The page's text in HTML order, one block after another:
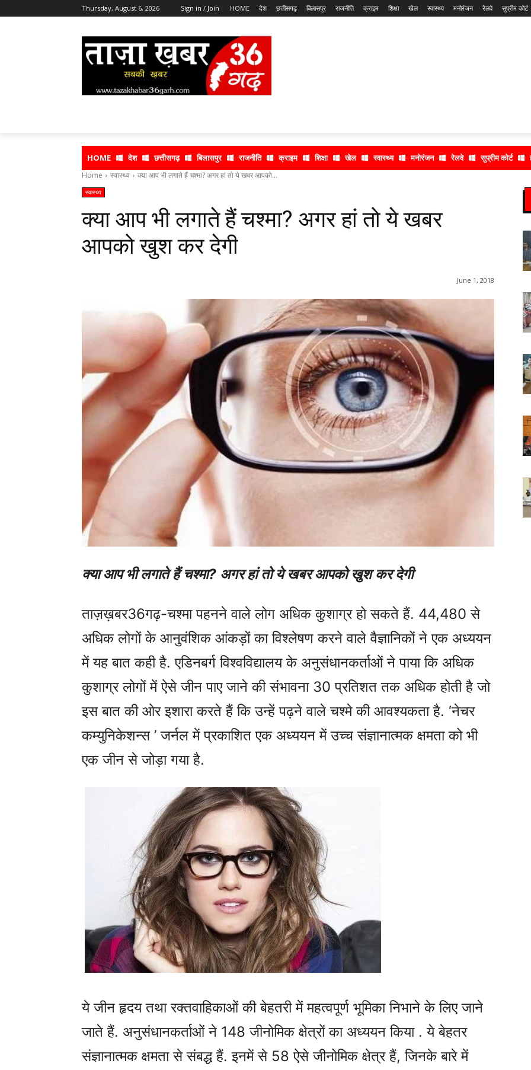
Thursday, August 6, 2026 Sign in / Join HOME देश छत्तीसगढ़ बिलासपुर राजनीति क्राइम शिक्षा खेल स्वास्थ्य मनोरंजन रेलवे सुप्रीम कोर्ट
HOME देश छत्तीसगढ़ बिलासपुर राजनीति क्राइम शिक्षा खेल स्वास्थ्य मनोरंजन रेलवे सुप्रीम कोर्ट
Home स्वास्थ्य क्या आप भी लगाते हैं चश्मा? अगर हां तो ये खबर आपको...
स्वास्थ्य
क्या आप भी लगाते हैं चश्मा? अगर हां तो ये खबर
आपको खुश कर देगी
June 1, 2018
क्या आप भी लगाते हैं चश्मा? अगर हां तो ये खबर आपको खुश कर देगी
ताज़ख़बर36गढ़-चश्मा पहनने वाले लोग अधिक कुशाग्र हो सकते हैं. 44,480 से
अधिक लोगों के आनुवंशिक आंकड़ों का विश्लेषण करने वाले वैज्ञानिकों ने एक अध्ययन
में यह बात कही है. एडिनबर्ग विश्वविद्यालय के अनुसंधानकर्ताओं ने पाया कि अधिक
कुशाग्र लोगों में ऐसे जीन पाए जाने की संभावना 30 प्रतिशत तक अधिक होती है जो
इस बात की ओर इशारा करते हैं कि उन्हें पढ़ने वाले चश्मे की आवश्यकता है. ‘नेचर
कम्युनिकेशन्स ’ जर्नल में प्रकाशित एक अध्ययन में उच्च संज्ञानात्मक क्षमता को भी
एक जीन से जोड़ा गया है.
ये जीन हृदय तथा रक्तवाहिकाओं की बेहतरी में महत्वपूर्ण भूमिका निभाने के लिए जाने
जाते हैं. अनुसंधानकर्ताओं ने 148 जीनोमिक क्षेत्रों का अध्ययन किया . ये बेहतर
संज्ञानात्मक क्षमता से संबद्ध हैं. इनमें से 58 ऐसे जीनोमिक क्षेत्र हैं, जिनके बारे में